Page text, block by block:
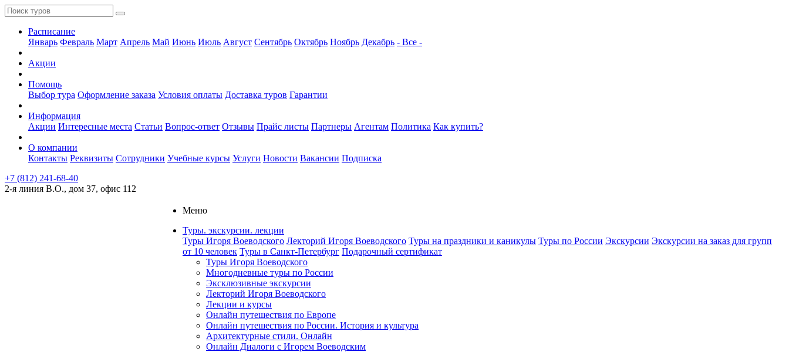
Расписание
Январь Февраль Март Апрель Май Июнь Июль Август Сентябрь Октябрь Ноябрь Декабрь - Все -
Акции
Помощь
Выбор тура Оформление заказа Условия оплаты Доставка туров Гарантии
Информация
Акции Интересные места Статьи Вопрос-ответ Отзывы Прайс листы Партнеры Агентам Политика Как купить?
О компании
Контакты Реквизиты Сотрудники Учебные курсы Услуги Новости Вакансии Подписка
+7 (812) 241-68-40
2-я линия В.О., дом 37, офис 112
Меню
Туры. экскурсии. лекции
Туры Игоря Воеводского Лекторий Игоря Воеводского Туры на праздники и каникулы Туры по России Экскурсии Экскурсии на заказ для групп
от 10 человек Туры в Санкт-Петербург Подарочный сертификат
Туры Игоря Воеводского
Многодневные туры по России
Эксклюзивные экскурсии
Лекторий Игоря Воеводского
Лекции и курсы
Онлайн путешествия по Европе
Онлайн путешествия по России. История и культура
Архитектурные стили. Онлайн
Онлайн Диалоги с Игорем Воеводским